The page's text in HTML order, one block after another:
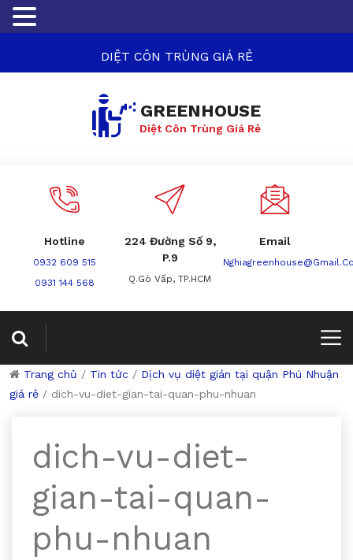
DIỆT CÔN TRÙNG GIÁ RẺ
GREENHOUSE
Diệt Côn Trùng Giá Rẻ
Hotline
0932 609 515
0931 144 568
224 Đường Số 9,
P.9
Q.Gò Vấp, TP.HCM
Email
Trang chủ / Tin tức / Dịch vụ diệt gián tại quận Phú Nhuận
giá rẻ / dich-vu-diet-gian-tai-quan-phu-nhuan
dich-vu-diet-
gian-tai-quan-
phu-nhuan